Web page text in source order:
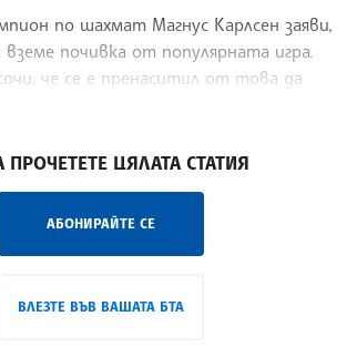
по шахмат Магнус Карлсен заяви,
вземе почивка от популярната игра.
че се е пренаситил от това да
ПРОЧЕТЕТЕ ЦЯЛАТА СТАТИЯ
АБОНИРАЙТЕ СЕ
ВЛЕЗТЕ ВЪВ ВАШАТА БТА